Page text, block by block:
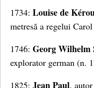
1734: Louise de
metresă a regelui
1746: Georg Wilhelm
explorator german (n.
1825: Jean Paul,